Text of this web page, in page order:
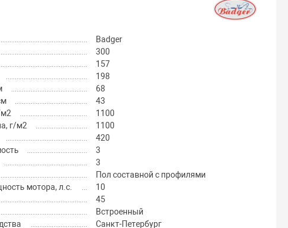
Badger
300
157
198
68
43
м2
1100
г/м2
1100
420
3
3
Пол составной с профилями
мотора, л.с.
10
45
Встроенный
Санкт-Петербург